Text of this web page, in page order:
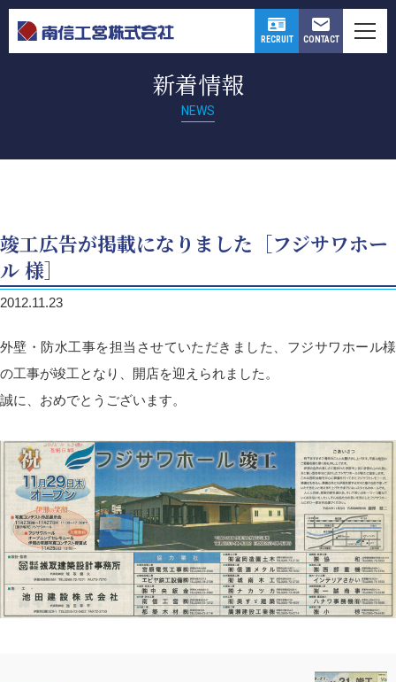
RECRUIT CONTACT
新着情報
NEWS
竣工広告が掲載になりました［フジサワホー
ル 様］
2012.11.23
外壁・防水工事を担当させていただきました、フジサワホール様
の工事が竣工となり、開店を迎えられました。
誠に、おめでとうございます。